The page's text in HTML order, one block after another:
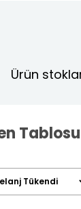
Ürün
Tablosu